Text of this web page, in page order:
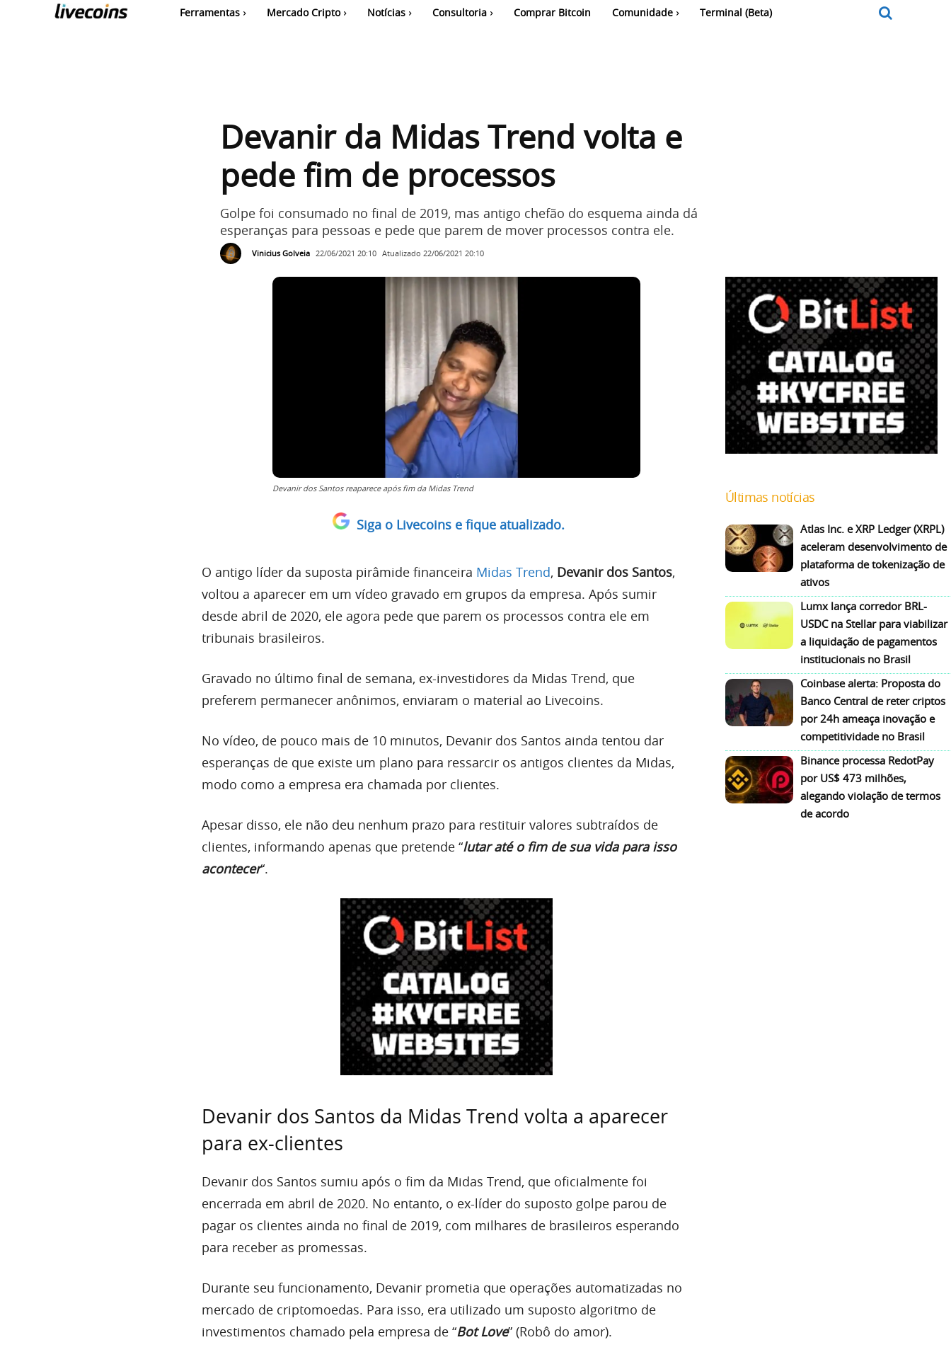
Ferramentas Mercado Cripto Notícias Consultoria Comprar Bitcoin Comunidade Terminal (Beta)
Devanir da Midas Trend volta e
pede fim de processos
Golpe foi consumado no final de 2019, mas antigo chefão do esquema ainda dá
esperanças para pessoas e pede que parem de mover processos contra ele.
Vinicius Golveia 22/06/2021 20:10 Atualizado 22/06/2021 20:10
Devanir dos Santos reaparece após fim da Midas Trend
Siga o Livecoins e fique atualizado.
O antigo líder da suposta pirâmide financeira Midas Trend, Devanir dos Santos,
voltou a aparecer em um vídeo gravado em grupos da empresa. Após sumir
desde abril de 2020, ele agora pede que parem os processos contra ele em
tribunais brasileiros.
Gravado no último final de semana, ex-investidores da Midas Trend, que
preferem permanecer anônimos, enviaram o material ao Livecoins.
No vídeo, de pouco mais de 10 minutos, Devanir dos Santos ainda tentou dar
esperanças de que existe um plano para ressarcir os antigos clientes da Midas,
modo como a empresa era chamada por clientes.
Apesar disso, ele não deu nenhum prazo para restituir valores subtraídos de
clientes, informando apenas que pretende “lutar até o fim de sua vida para isso
acontecer“.
Devanir dos Santos da Midas Trend volta a aparecer
para ex-clientes
Devanir dos Santos sumiu após o fim da Midas Trend, que oficialmente foi
encerrada em abril de 2020. No entanto, o ex-líder do suposto golpe parou de
pagar os clientes ainda no final de 2019, com milhares de brasileiros esperando
para receber as promessas.
Durante seu funcionamento, Devanir prometia que operações automatizadas no
mercado de criptomoedas. Para isso, era utilizado um suposto algoritmo de
investimentos chamado pela empresa de “Bot Love” (Robô do amor).
Últimas notícias
Atlas Inc. e XRP Ledger (XRPL)
aceleram desenvolvimento de
plataforma de tokenização de
ativos
Lumx lança corredor BRL-
USDC na Stellar para viabilizar
a liquidação de pagamentos
institucionais no Brasil
Coinbase alerta: Proposta do
Banco Central de reter criptos
por 24h ameaça inovação e
competitividade no Brasil
Binance processa RedotPay
por US$ 473 milhões,
alegando violação de termos
de acordo